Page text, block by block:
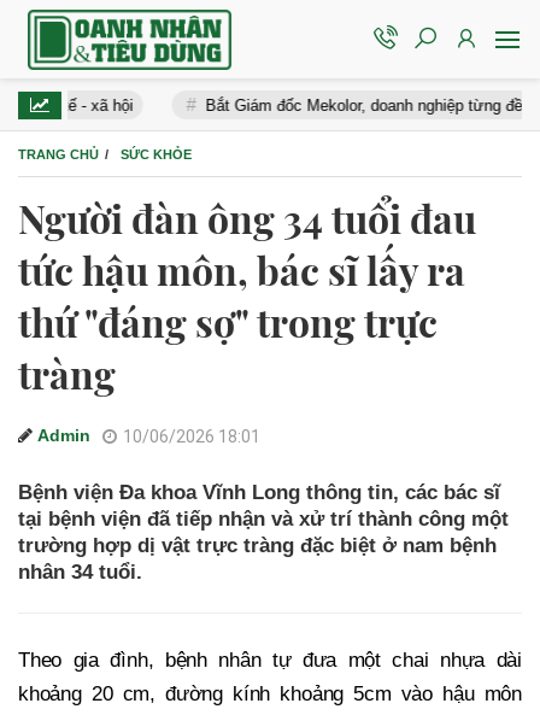
tế - xã hội Bắt Giám đốc Mekolor, doanh nghiệp từng đề xuất
TRANG CHỦ SỨC KHỎE
Người đàn ông 34 tuổi đau
tức hậu môn, bác sĩ lấy ra
thứ "đáng sợ" trong trực
tràng
Admin 10/06/2026 18:01
Bệnh viện Đa khoa Vĩnh Long thông tin, các bác sĩ
tại bệnh viện đã tiếp nhận và xử trí thành công một
trường hợp dị vật trực tràng đặc biệt ở nam bệnh
nhân 34 tuổi.
Theo gia đình, bệnh nhân tự đưa một chai nhựa dài
khoảng 20 cm, đường kính khoảng 5cm vào hậu môn